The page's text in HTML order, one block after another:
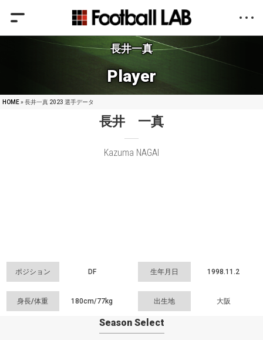
長井一真
Player
HOME» 長井一真 2023 選手データ
長井 一真
Kazuma NAGAI
ポジション DF 生年月日 1998.11.2
身長/体重 180cm/77kg 出生地 大阪
Season Select